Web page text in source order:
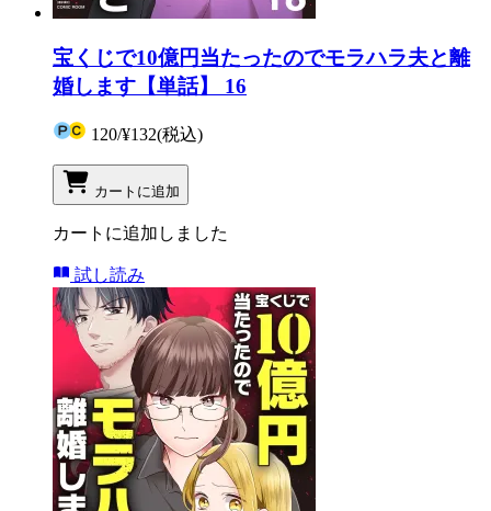
宝くじで10億円当たったのでモラハラ夫と離
婚します【単話】 16
120/¥132(税込)
カートに追加
カートに追加しました
試し読み